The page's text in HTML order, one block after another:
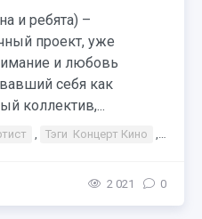
и ребята) –
проект, уже
и любовь
себя как
коллектив,...
, Тэги Концерт Кино ,
2 021 0